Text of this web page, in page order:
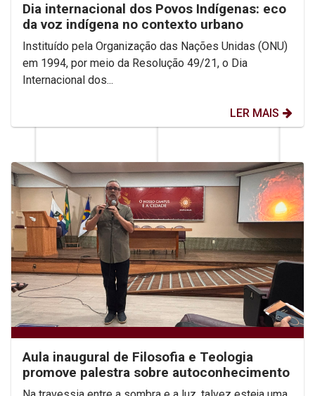
Dia internacional dos Povos Indígenas: eco
da voz indígena no contexto urbano
Instituído pela Organização das Nações Unidas (ONU)
em 1994, por meio da Resolução 49/21, o Dia
Internacional dos...
LER MAIS
Aula inaugural de Filosofia e Teologia
promove palestra sobre autoconhecimento